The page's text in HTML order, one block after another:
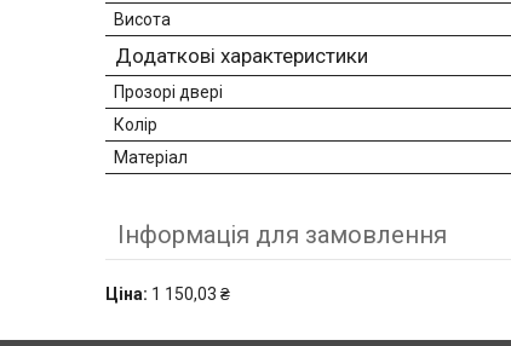
Висота
Додаткові характеристики
Прозорі двері
Колір
Матеріал
Інформація для замовлення
Ціна: 1 150,03 ₴